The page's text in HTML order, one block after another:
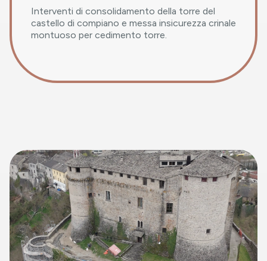
Interventi di consolidamento della torre del
castello di compiano e messa insicurezza crinale
montuoso per cedimento torre.